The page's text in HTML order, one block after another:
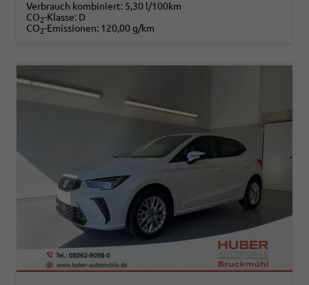
Verbrauch kombiniert: 5,30 l/100km
CO2-Klasse: D
CO2-Emissionen: 120,00 g/km